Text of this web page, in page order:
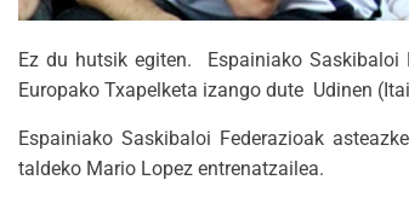
Ez du hutsik egiten. Espainiako Saskibaloi
Europako Txapelketa izango dute Udinen
Espainiako Saskibaloi Federazioak
taldeko Mario Lopez entrenatzailea.